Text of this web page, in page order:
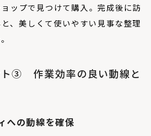
ップで見つけて購入。完成後に訪
、美しくて使いやすい見事な整理
ト③ 作業効率の良い動線と
への動線を確保